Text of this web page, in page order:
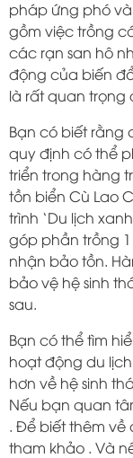
pháp ứng phó
gồm việc trồng
các rạn san hô
động của biến
là rất quan trọng
Bạn có biết rằng
quy định có thể
triển trong hàng
tồn biển Cù Lao
trình ‘Du lịch
góp phần trồng
nhận bảo tồn.
bảo vệ hệ sinh
sau.
Bạn có thể tìm
hoạt động du
hơn về hệ sinh
Nếu bạn quan
. Để biết thêm
tham khảo . Và